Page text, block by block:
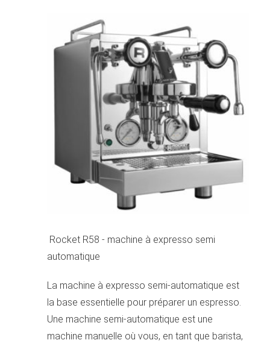
Rocket R58 - machine à expresso semi
automatique
La machine à expresso semi-automatique est
la base essentielle pour préparer un espresso.
Une machine semi-automatique est une
machine manuelle où vous, en tant que barista,